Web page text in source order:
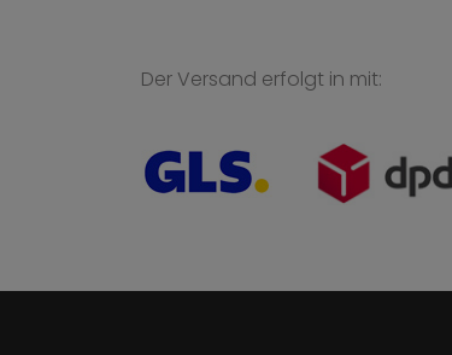
Der Versand erfolgt in mit: